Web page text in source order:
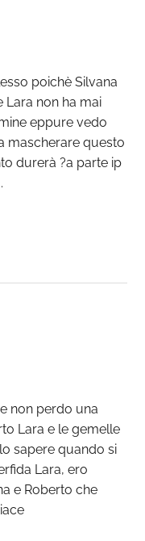
poichè Silvana
Lara non ha mai
eppure vedo
mascherare questo
durerà ?a parte ip
non perdo una
Lara e le gemelle
sapere quando si
Lara, ero
e Roberto che